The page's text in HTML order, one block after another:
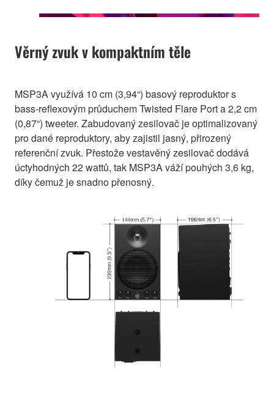
Věrný zvuk v kompaktním těle
MSP3A využívá 10 cm (3,94“) basový reproduktor s
bass-reflexovým průduchem Twisted Flare Port a 2,2 cm
(0,87“) tweeter. Zabudovaný zesilovač je optimalizovaný
pro dané reproduktory, aby zajistil jasný, přirozený
referenční zvuk. Přestože vestavěný zesilovač dodává
úctyhodných 22 wattů, tak MSP3A váží pouhých 3,6 kg,
díky čemuž je snadno přenosný.